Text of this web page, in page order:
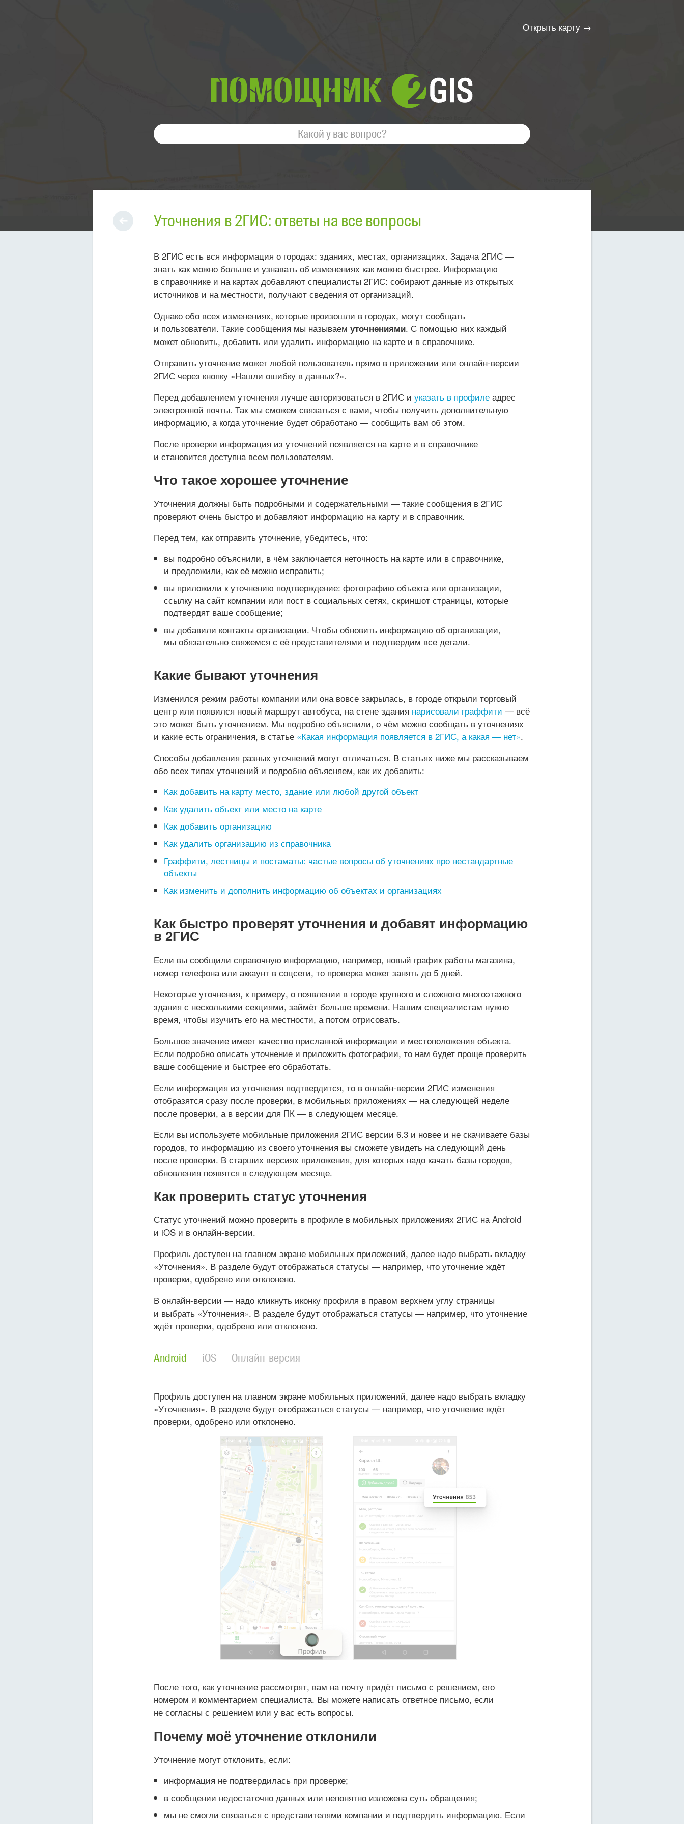
Открыть карту
Уточнения в 2ГИС: ответы на все вопросы
В 2ГИС есть вся информация о городах: зданиях, местах, организациях. Задача 2ГИС —
знать как можно больше и узнавать об изменениях как можно быстрее. Информацию
в справочнике и на картах добавляют специалисты 2ГИС: собирают данные из открытых
источников и на местности, получают сведения от организаций.
Однако обо всех изменениях, которые произошли в городах, могут сообщать
и пользователи. Такие сообщения мы называем уточнениями. С помощью них каждый
может обновить, добавить или удалить информацию на карте и в справочнике.
Отправить уточнение может любой пользователь прямо в приложении или онлайн-версии
2ГИС через кнопку «Нашли ошибку в данных?».
Перед добавлением уточнения лучше авторизоваться в 2ГИС и указать в профилеадрес
электронной почты. Так мы сможем связаться с вами, чтобы получить дополнительную
информацию, а когда уточнение будет обработано — сообщить вам об этом.
После проверки информация из уточнений появляется на карте и в справочнике
и становится доступна всем пользователям.
Что такое хорошее уточнение
Уточнения должны быть подробными и содержательными — такие сообщения в 2ГИС
проверяют очень быстро и добавляют информацию на карту и в справочник.
Перед тем, как отправить уточнение, убедитесь, что:
вы подробно объяснили, в чём заключается неточность на карте или в справочнике,
и предложили, как её можно исправить;
вы приложили к уточнению подтверждение: фотографию объекта или организации,
ссылку на сайт компании или пост в социальных сетях, скриншот страницы, которые
подтвердят ваше сообщение;
вы добавили контакты организации. Чтобы обновить информацию об организации,
мы обязательно свяжемся с её представителями и подтвердим все детали.
Какие бывают уточнения
Изменился режим работы компании или она вовсе закрылась, в городе открыли торговый
центр или появился новый маршрут автобуса, на стене здания нарисовали граффити — всё
это может быть уточнением. Мы подробно объяснили, о чём можно сообщать в уточнениях
и какие есть ограничения, в статье «Какая информация появляется в 2ГИС, а какая — нет».
Способы добавления разных уточнений могут отличаться. В статьях ниже мы рассказываем
обо всех типах уточнений и подробно объясняем, как их добавить:
Как добавить на карту место, здание или любой другой объект
Как удалить объект или место на карте
Как добавить организацию
Как удалить организацию из справочника
Граффити, лестницы и постаматы: частые вопросы об уточнениях про нестандартные
объекты
Как изменить и дополнить информацию об объектах и организациях
Как быстро проверят уточнения и добавят информацию
в 2ГИС
Если вы сообщили справочную информацию, например, новый график работы магазина,
номер телефона или аккаунт в соцсети, то проверка может занять до 5 дней.
Некоторые уточнения, к примеру, о появлении в городе крупного и сложного многоэтажного
здания с несколькими секциями, займёт больше времени. Нашим специалистам нужно
время, чтобы изучить его на местности, а потом отрисовать.
Большое значение имеет качество присланной информации и местоположения объекта.
Если подробно описать уточнение и приложить фотографии, то нам будет проще проверить
ваше сообщение и быстрее его обработать.
Если информация из уточнения подтвердится, то в онлайн-версии 2ГИС изменения
отобразятся сразу после проверки, в мобильных приложениях — на следующей неделе
после проверки, а в версии для ПК — в следующем месяце.
Если вы используете мобильные приложения 2ГИС версии 6.3 и новее и не скачиваете базы
городов, то информацию из своего уточнения вы сможете увидеть на следующий день
после проверки. В старших версиях приложения, для которых надо качать базы городов,
обновления появятся в следующем месяце.
Как проверить статус уточнения
Статус уточнений можно проверить в профиле в мобильных приложениях 2ГИС на Android
и iOS и в онлайн-версии.
Профиль доступен на главном экране мобильных приложений, далее надо выбрать вкладку
«Уточнения». В разделе будут отображаться статусы — например, что уточнение ждёт
проверки, одобрено или отклонено.
В онлайн-версии — надо кликнуть иконку профиля в правом верхнем углу страницы
и выбрать «Уточнения». В разделе будут отображаться статусы — например, что уточнение
ждёт проверки, одобрено или отклонено.
Android iOS Онлайн-версия
Профиль доступен на главном экране мобильных приложений, далее надо выбрать вкладку
«Уточнения». В разделе будут отображаться статусы — например, что уточнение ждёт
проверки, одобрено или отклонено.
После того, как уточнение рассмотрят, вам на почту придёт письмо с решением, его
номером и комментарием специалиста. Вы можете написать ответное письмо, если
не согласны с решением или у вас есть вопросы.
Почему моё уточнение отклонили
Уточнение могут отклонить, если:
информация не подтвердилась при проверке;
в сообщении недостаточно данных или непонятно изложена суть обращения;
мы не смогли связаться с представителями компании и подтвердить информацию. Если